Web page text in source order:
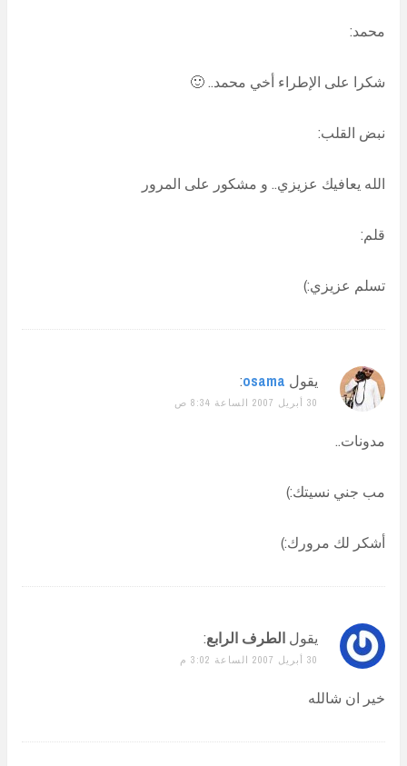
محمد:
شكرا على الإطراء أخي محمد.. 🙂
نبض القلب:
الله يعافيك عزيزي.. و مشكور على المرور
قلم:
تسلم عزيزي:)
يقول osama
:
30 أبريل 2007 الساعة 8:34 ص
مدونات..
مب جني نسيتك:)
أشكر لك مرورك:)
يقول الطرف الرابع:
30 أبريل 2007 الساعة 3:02 م
خير ان شالله